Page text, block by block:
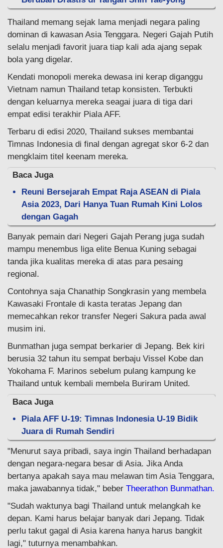
Thailand memang sejak lama menjadi negara paling
dominan di kawasan Asia Tenggara. Negeri Gajah Putih
selalu menjadi favorit juara tiap kali ada ajang sepak
bola yang digelar.
Kendati monopoli mereka dewasa ini kerap diganggu
Vietnam namun Thailand tetap konsisten. Terbukti
dengan keluarnya mereka seagai juara di tiga dari
empat edisi terakhir Piala AFF.
Terbaru di edisi 2020, Thailand sukses membantai
Timnas Indonesia di final dengan agregat skor 6-2 dan
mengklaim titel keenam mereka.
Baca Juga
Reuni Bersejarah Empat Raja ASEAN di Piala
Asia 2023, Dari Hanya Tuan Rumah Kini Lolos
dengan Gagah
Banyak pemain dari Negeri Gajah Perang juga sudah
mampu menembus liga elite Benua Kuning sebagai
tanda jika kualitas mereka di atas para pesaing
regional.
Contohnya saja Chanathip Songkrasin yang membela
Kawasaki Frontale di kasta teratas Jepang dan
memecahkan rekor transfer Negeri Sakura pada awal
musim ini.
Bunmathan juga sempat berkarier di Jepang. Bek kiri
berusia 32 tahun itu sempat berbaju Vissel Kobe dan
Yokohama F. Marinos sebelum pulang kampung ke
Thailand untuk kembali membela Buriram United.
Baca Juga
Piala AFF U-19: Timnas Indonesia U-19 Bidik
Juara di Rumah Sendiri
"Menurut saya pribadi, saya ingin Thailand berhadapan
dengan negara-negara besar di Asia. Jika Anda
bertanya apakah saya mau melawan tim Asia Tenggara,
maka jawabannya tidak," beber Theerathon Bunmathan.
"Sudah waktunya bagi Thailand untuk melangkah ke
depan. Kami harus belajar banyak dari Jepang. Tidak
perlu takut gagal di Asia karena hanya harus bangkit
lagi," tuturnya menambahkan.